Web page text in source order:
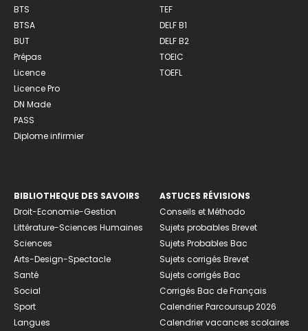
BTS
BTSA
BUT
Prépas
Licence
Licence Pro
DN Made
PASS
Diplome infirmier
TEF
DELF B1
DELF B2
TOEIC
TOEFL
BIBLIOTHEQUE DES SAVOIRS
Droit-Economie-Gestion
Littérature-Sciences Humaines
Sciences
Arts-Design-Spectacle
Santé
Social
Sport
Langues
ASTUCES RÉVISIONS
Conseils et Méthodo
Sujets probables Brevet
Sujets Probables Bac
Sujets corrigés Brevet
Sujets corrigés Bac
Corrigés Bac de Français
Calendrier Parcoursup 2026
Calendrier vacances scolaires